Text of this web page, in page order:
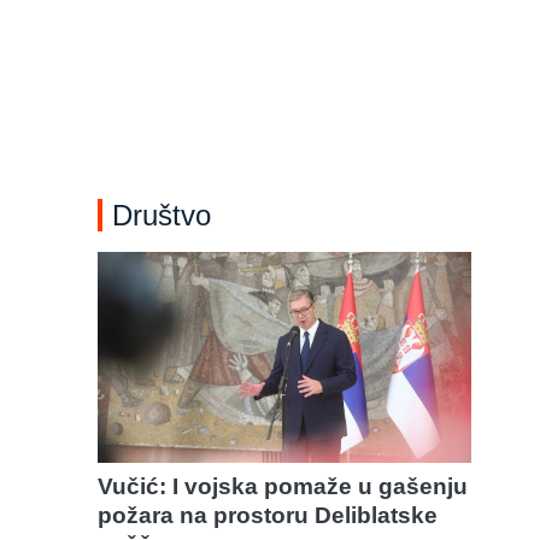
Društvo
Vučić: I vojska pomaže u gašenju
požara na prostoru Deliblatske